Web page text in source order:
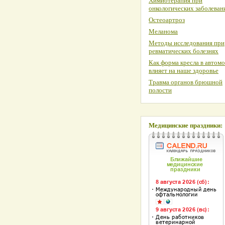
онкологических
Остеоартроз
Меланома
Методы исследования при
ревматических болезнях
Как форма кресла в
влияет на наше здоровье
Травма органов брюшной
полости
Медицинские праздники: